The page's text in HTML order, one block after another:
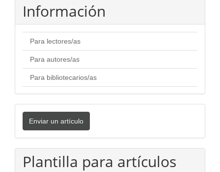
Información
Para lectores/as
Para autores/as
Para bibliotecarios/as
Enviar
un
artículo
Enviar un artículo
Plantilla para artículos